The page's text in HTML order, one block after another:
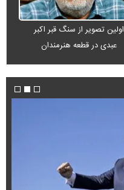
اولین تصویر از سنگ قبر اکبر
عبدی در قطعه هنرمندان